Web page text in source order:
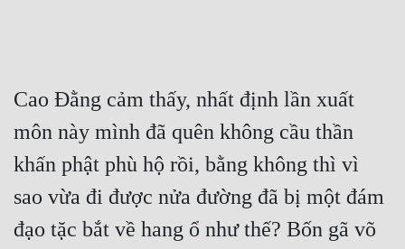
Xa Lộ Dịch
Cung Đấu
Cao Đằng cảm thấy, nhất định lần xuất
môn này mình đã quên không cầu thần
khấn phật phù hộ rồi, bằng không thì vì
sao vừa đi được nửa đường đã bị một đám
đạo tặc bắt về hang ổ như thế? Bốn gã võ